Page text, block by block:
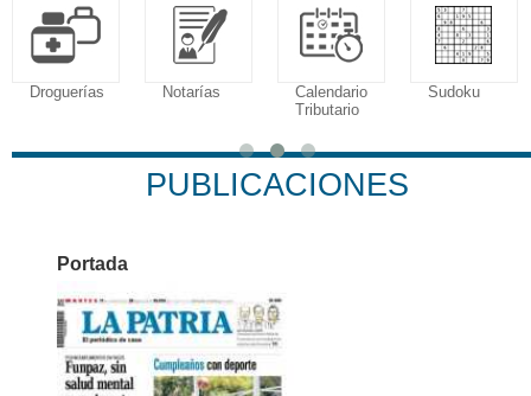
Notarías
Calendario
Sudoku
PUBLICACIONES
Portada